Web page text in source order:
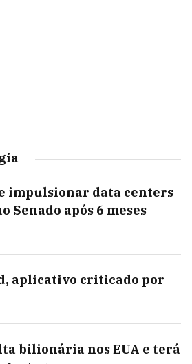
impulsionar data centers
Senado após 6 meses
aplicativo criticado por
bilionária nos EUA e terá